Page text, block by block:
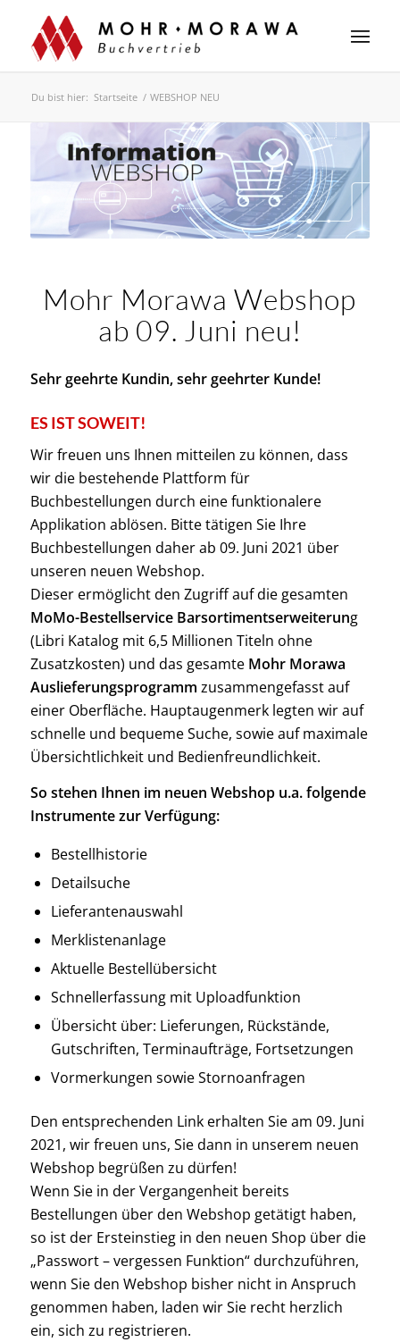
Du bist hier: Startseite / WEBSHOP NEU
Mohr Morawa Webshop
ab 09. Juni neu!
Sehr geehrte Kundin, sehr geehrter Kunde!
ES IST SOWEIT!
Wir freuen uns Ihnen mitteilen zu können, dass
wir die bestehende Plattform für
Buchbestellungen durch eine funktionalere
Applikation ablösen. Bitte tätigen Sie Ihre
Buchbestellungen daher ab 09. Juni 2021 über
unseren neuen Webshop.
Dieser ermöglicht den Zugriff auf die gesamten
MoMo-Bestellservice Barsortimentserweiterung
(Libri Katalog mit 6,5 Millionen Titeln ohne
Zusatzkosten) und das gesamte Mohr Morawa
Auslieferungsprogramm zusammengefasst auf
einer Oberfläche. Hauptaugenmerk legten wir auf
schnelle und bequeme Suche, sowie auf maximale
Übersichtlichkeit und Bedienfreundlichkeit.
So stehen Ihnen im neuen Webshop u.a. folgende
Instrumente zur Verfügung:
Bestellhistorie
Detailsuche
Lieferantenauswahl
Merklistenanlage
Aktuelle Bestellübersicht
Schnellerfassung mit Uploadfunktion
Übersicht über: Lieferungen, Rückstände,
Gutschriften, Terminaufträge, Fortsetzungen
Vormerkungen sowie Stornoanfragen
Den entsprechenden Link erhalten Sie am 09. Juni
2021, wir freuen uns, Sie dann in unserem neuen
Webshop begrüßen zu dürfen!
Wenn Sie in der Vergangenheit bereits
Bestellungen über den Webshop getätigt haben,
so ist der Ersteinstieg in den neuen Shop über die
„Passwort – vergessen Funktion“ durchzuführen,
wenn Sie den Webshop bisher nicht in Anspruch
genommen haben, laden wir Sie recht herzlich
ein, sich zu registrieren.